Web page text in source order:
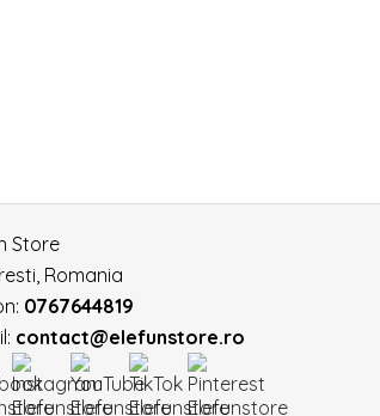
Store
Romania
0767644819
contact@elefunstore.ro